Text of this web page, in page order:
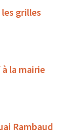
grilles
la mairie
Rambaud